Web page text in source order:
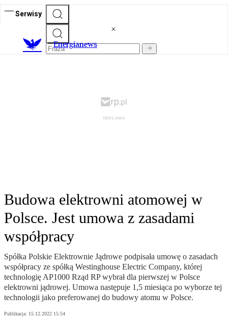
Serwisy
Energianews
Budowa elektrowni atomowej w
Polsce. Jest umowa z zasadami
współpracy
Spółka Polskie Elektrownie Jądrowe podpisała umowę o zasadach
współpracy ze spółką Westinghouse Electric Company, której
technologię AP1000 Rząd RP wybrał dla pierwszej w Polsce
elektrowni jądrowej. Umowa następuje 1,5 miesiąca po wyborze tej
technologii jako preferowanej do budowy atomu w Polsce.
Publikacja: 15.12.2022 15:54